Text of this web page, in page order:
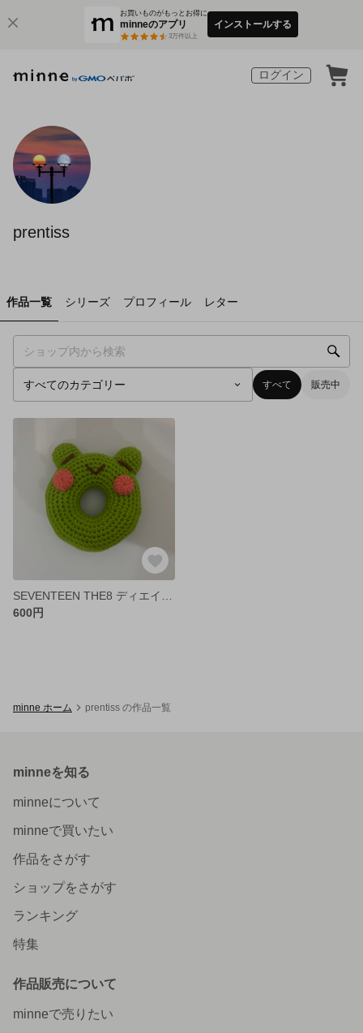
お買いものがもっとお得に
minneのアプリ
3万件以上
インストールする
ログイン
prentiss
作品一覧 シリーズ プロフィール レター
すべて 販売中
600円
minne ホーム prentiss の作品一覧
minneを知る
minneについて
minneで買いたい
作品をさがす
ショップをさがす
ランキング
特集
作品販売について
minneで売りたい